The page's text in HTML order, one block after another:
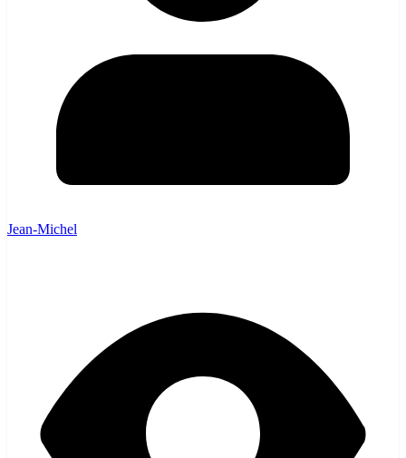
Jean-Michel